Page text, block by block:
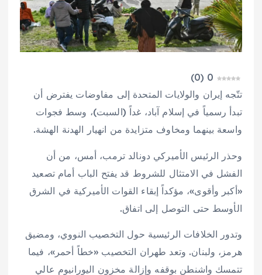
0
(
0
)
تتّجه إيران والولايات المتحدة إلى مفاوضات يفترض أن
تبدأ رسمياً في إسلام آباد، غداً (السبت)، وسط فجوات
واسعة بينهما ومخاوف متزايدة من انهيار الهدنة الهشة.
وحذر الرئيس الأميركي دونالد ترمب، أمس، من أن
الفشل في الامتثال للشروط قد يفتح الباب أمام تصعيد
«أكبر وأقوى»، مؤكداً إبقاء القوات الأميركية في الشرق
الأوسط حتى التوصل إلى اتفاق.
وتدور الخلافات الرئيسية حول التخصيب النووي، ومضيق
هرمز، ولبنان. وتعد طهران التخصيب «خطاً أحمر»، فيما
تتمسك واشنطن بوقفه وإزالة مخزون اليورانيوم عالي